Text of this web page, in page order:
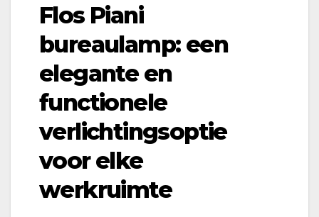
Flos Piani
bureaulamp: een
elegante en
functionele
verlichtingsoptie
voor elke
werkruimte